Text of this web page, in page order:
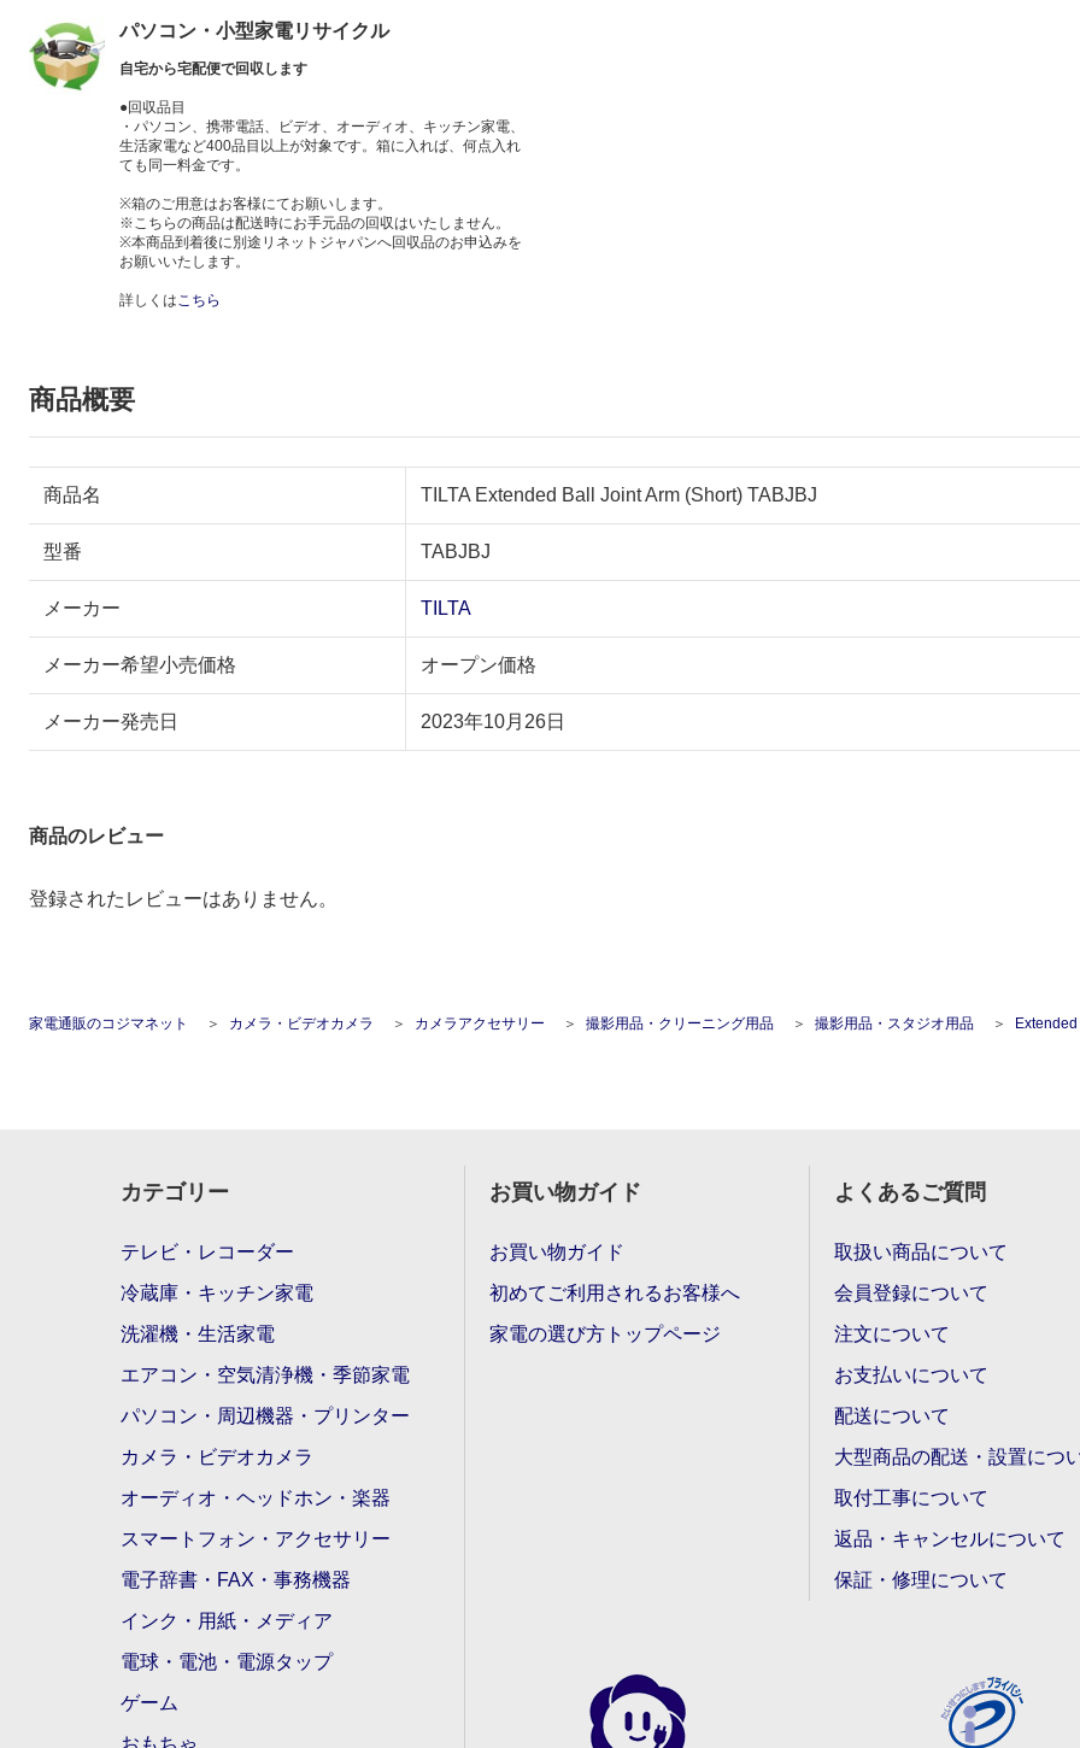
パソコン・小型家電リサイクル
自宅から宅配便で回収します
●回収品目
・パソコン、携帯電話、ビデオ、オーディオ、キッチン家電、
生活家電など400品目以上が対象です。箱に入れば、何点入れ
ても同一料金です。
※箱のご用意はお客様にてお願いします。
※こちらの商品は配送時にお手元品の回収はいたしません。
※本商品到着後に別途リネットジャパンへ回収品のお申込みを
お願いいたします。
詳しくはこちら
商品概要
商品名 TILTA Extended Ball Joint Arm (Short) TABJBJ
型番 TABJBJ
メーカー TILTA
メーカー希望小売価格 オープン価格
メーカー発売日 2023年10月26日
商品のレビュー
登録されたレビューはありません。
家電通販のコジマネット カメラ・ビデオカメラ カメラアクセサリー 撮影用品・クリーニング用品 撮影用品・スタジオ用品 Extended Ball Joint
カテゴリー
テレビ・レコーダー
冷蔵庫・キッチン家電
洗濯機・生活家電
エアコン・空気清浄機・季節家電
パソコン・周辺機器・プリンター
カメラ・ビデオカメラ
オーディオ・ヘッドホン・楽器
スマートフォン・アクセサリー
電子辞書・FAX・事務機器
インク・用紙・メディア
電球・電池・電源タップ
ゲーム
おもちゃ
お買い物ガイド
お買い物ガイド
初めてご利用されるお客様へ
家電の選び方トップページ
よくあるご質問
取扱い商品について
会員登録について
注文について
お支払いについて
配送について
大型商品の配送・設置につ
取付工事について
返品・キャンセルについて
保証・修理について